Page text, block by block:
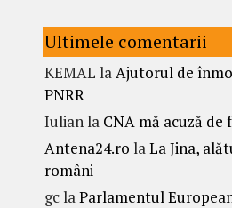
Ultimele comentarii
KEMAL laAjutorul de
PNRR
Iulianla CNA mă acuză de
Antena24.ro laLa Jina,
români
gclaParlamentul